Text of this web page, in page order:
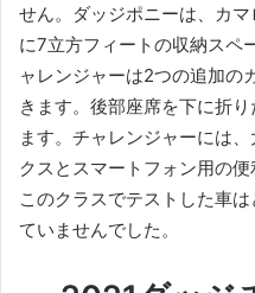
せん。
ダッジポニーは、カ
に7立方フィートの収納スペ
ャレンジャーは2つの追加の
きます。 後部座席を下に折
ます。 チャレンジャーには
クスとスマートフォン用の便
このクラスでテストした車
ていませんでした。